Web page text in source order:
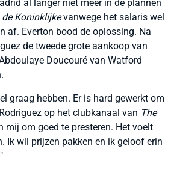
al langer niet meer in de plannen
de Koninklijkevanwege het salaris wel
af. Everton bood de oplossing. Na
de tweede grote aankoop van
Doucouré van Watford
graag hebben. Er is hard gewerkt om
op het clubkanaal van The
mij om goed te presteren. Het voelt
Ik wil prijzen pakken en ik geloof erin